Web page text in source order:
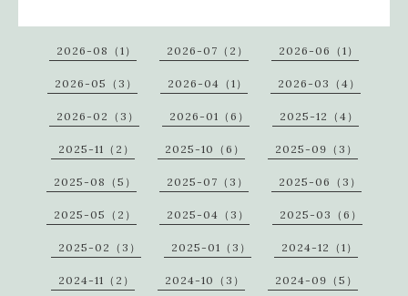
2026-08（1） 2026-07（2） 2026-06（1）
2026-05（3） 2026-04（1） 2026-03（4）
2026-02（3） 2026-01（6） 2025-12（4）
2025-11（2） 2025-10（6） 2025-09（3）
2025-08（5） 2025-07（3） 2025-06（3）
2025-05（2） 2025-04（3） 2025-03（6）
2025-02（3） 2025-01（3） 2024-12（1）
2024-11（2） 2024-10（3） 2024-09（5）